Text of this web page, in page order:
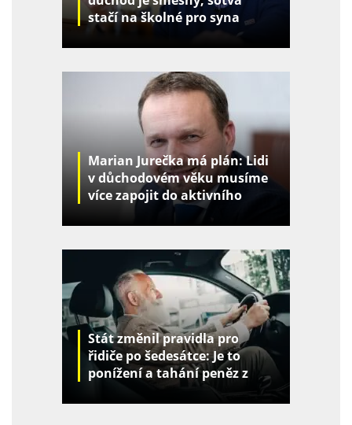
stačí na školné pro syna
Marian Jurečka má plán: Lidi
v důchodovém věku musíme
více zapojit do aktivního
Stát změnil pravidla pro
řidiče po šedesátce: Je to
ponížení a tahání peněz z